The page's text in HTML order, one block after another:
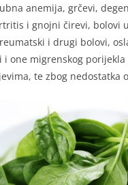
anemija, grčevi,
i gnojni čirevi, bolovi
i drugi bolovi,
i one migrenskog
te zbog nedostatka